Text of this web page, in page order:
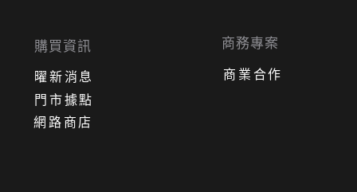
網路商店
門市據點
曜新消息
購買資訊 商務專案
商業合作